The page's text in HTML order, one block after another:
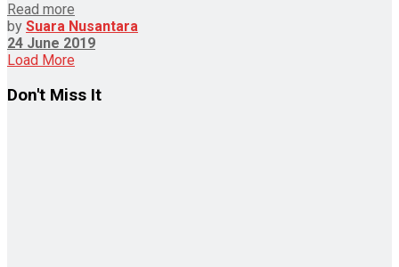
Read more
by Suara Nusantara
24 June 2019
Load More
Don't Miss It